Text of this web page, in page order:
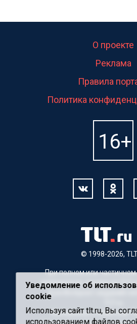
© 1998-2026,
О проекте
Реклама
Правила
Политика
При полном или
материалов, ссылка на
Для Интернет-изданий
Материалы с пометкой
Уведомление об
cookie
Используя сайт tlt.ru, Вы
использованием файлов